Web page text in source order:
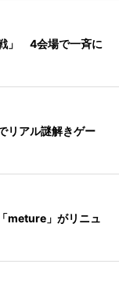
」 4会場で一斉に
リアル謎解きゲー
meture」がリニュ